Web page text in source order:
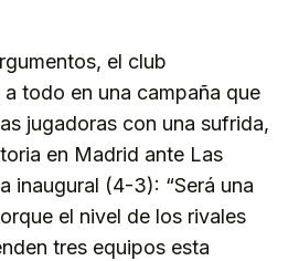
el club
todo en una campaña que
jugadoras con una sufrida,
en Madrid ante Las
inaugural (4-3): “Será una
el nivel de los rivales
tres equipos esta